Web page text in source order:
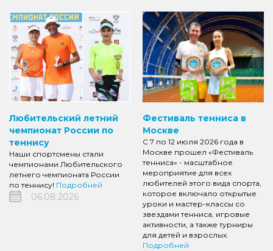
Любительский летний
чемпионат России по
теннису
Наши спортсмены стали
чемпионами Любительского
летнего чемпионата России
по теннису! Подробней
06.08.2026
Фестиваль тенниса в
Москве
С 7 по 12 июля 2026 года в
Москве прошел «Фестиваль
тенниса» - масштабное
мероприятие для всех
любителей этого вида спорта,
которое включало открытые
уроки и мастер-классы со
звездами тенниса, игровые
активности, а также турниры
для детей и взрослых.
Подробней